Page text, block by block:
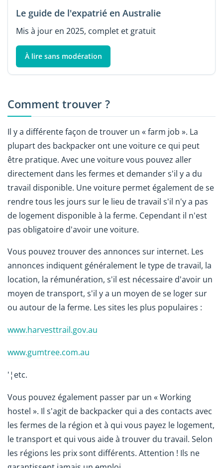
Le guide de l'expatrié en Australie
Mis à jour en 2025, complet et gratuit
À lire sans modération
Comment trouver ?
Il y a différente façon de trouver un « farm job ». La
plupart des backpacker ont une voiture ce qui peut
être pratique. Avec une voiture vous pouvez aller
directement dans les fermes et demander s'il y a du
travail disponible. Une voiture permet également de se
rendre tous les jours sur le lieu de travail s'il n'y a pas
de logement disponible à la ferme. Cependant il n'est
pas obligatoire d'avoir une voiture.
Vous pouvez trouver des annonces sur internet. Les
annonces indiquent généralement le type de travail, la
location, la rémunération, s'il est nécessaire d'avoir un
moyen de transport, s'il y a un moyen de se loger sur
ou autour de la ferme. Les sites les plus populaires :
www.harvesttrail.gov.au
www.gumtree.com.au
'¦etc.
Vous pouvez également passer par un « Working
hostel ». Il s'agit de backpacker qui a des contacts avec
les fermes de la région et à qui vous payez le logement,
le transport et qui vous aide à trouver du travail. Selon
les régions les prix sont différents. Attention ! Ils ne